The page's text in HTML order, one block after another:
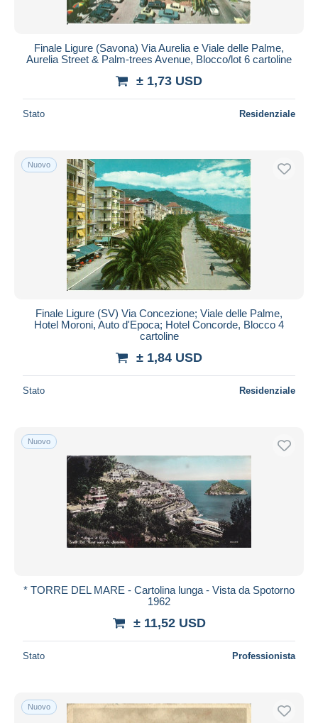
Finale Ligure (Savona) Via Aurelia e Viale delle Palme,
Aurelia Street & Palm-trees Avenue, Blocco/lot 6 cartoline
± 1,73 USD
Stato Residenziale
Nuovo
Finale Ligure (SV) Via Concezione; Viale delle Palme,
Hotel Moroni, Auto d'Epoca; Hotel Concorde, Blocco 4
cartoline
± 1,84 USD
Stato Residenziale
Nuovo
* TORRE DEL MARE - Cartolina lunga - Vista da Spotorno
1962
± 11,52 USD
Stato Professionista
Nuovo